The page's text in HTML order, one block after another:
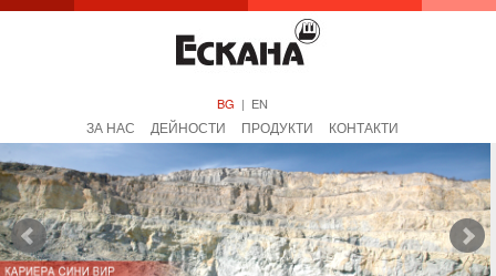
BG | EN
ЗА НАС ДЕЙНОСТИ ПРОДУКТИ КОНТАКТИ